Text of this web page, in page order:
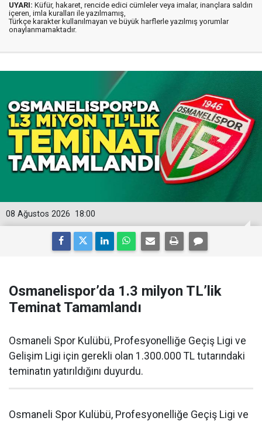
UYARI: Küfür, hakaret, rencide edici cümleler veya imalar, inançlara saldırı
içeren, imla kuralları ile yazılmamış,
Türkçe karakter kullanılmayan ve büyük harflerle yazılmış yorumlar
onaylanmamaktadır.
18:00
08 Ağustos 2026
Osmanelispor’da 1.3 milyon TL’lik
Teminat Tamamlandı
Osmaneli Spor Kulübü, Profesyonelliğe Geçiş Ligi ve
Gelişim Ligi için gerekli olan 1.300.000 TL tutarındaki
teminatın yatırıldığını duyurdu.
Osmaneli Spor Kulübü, Profesyonelliğe Geçiş Ligi ve